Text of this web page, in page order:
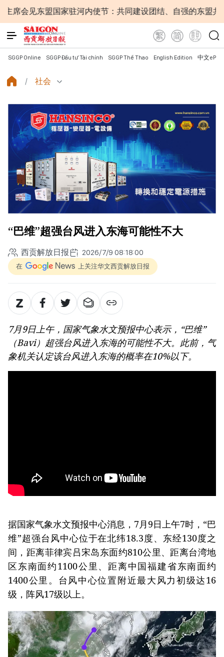
国家驻河内使节：共同建设团结、自强的东盟共同体
SGGP Online SGGP Đầu tư Tài chính SGGP Thể Thao English Edition 中文
社会
“巴维”超强台风进入东海可能性不大
西贡解放日报 2026/7/9 08:18:00
在 上关注华文西贡解放日报
7月9日上午，国家气象水文预报中心表示，“巴维”
（Bavi）超强台风进入东海的可能性不大。此前，气
象机关认定该台风进入东海的概率在10%以下。
据国家气象水文预报中心消息，7月9日上午7时，“巴
维”超强台风中心位于在北纬18.3度、东经130度之
间，距离菲律宾吕宋岛东面约810公里、距离台湾地
区东南面约1100公里、距离中国福建省东南面约
1400公里。台风中心位置附近最大风力初级达16
级，阵风17级以上。